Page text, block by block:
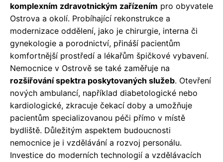
komplexním zdravotnickým zařízením pro obyvatele
Ostrova a okolí. Probíhající rekonstrukce a
modernizace oddělení, jako je chirurgie, interna či
gynekologie a porodnictví, přináší pacientům
komfortnější prostředí a lékařům špičkové vybavení.
Nemocnice v Ostrově se také zaměřuje na
rozšiřování spektra poskytovaných služeb. Otevření
nových ambulancí, například diabetologické nebo
kardiologické, zkracuje čekací doby a umožňuje
pacientům specializovanou péči přímo v místě
bydliště. Důležitým aspektem budoucnosti
nemocnice je i vzdělávání a rozvoj personálu.
Investice do moderních technologií a vzdělávacích